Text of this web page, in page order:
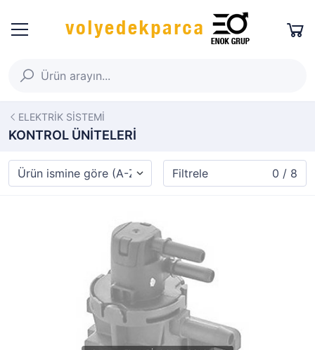
ELEKTRİK SİSTEMİ
KONTROL ÜNİTELERİ
Filtrele 0 / 8